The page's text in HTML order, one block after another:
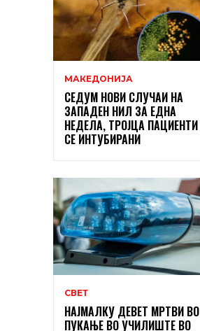
МАКЕДОНИЈА
СЕДУМ НОВИ СЛУЧАИ НА
ЗАПАДЕН НИЛ ЗА ЕДНА
НЕДЕЛА, ТРОЈЦА ПАЦИЕНТИ
СЕ ИНТУБИРАНИ
СВЕТ
НАЈМАЛКУ ДЕВЕТ МРТВИ ВО
ПУКАЊЕ ВО УЧИЛИШТЕ ВО